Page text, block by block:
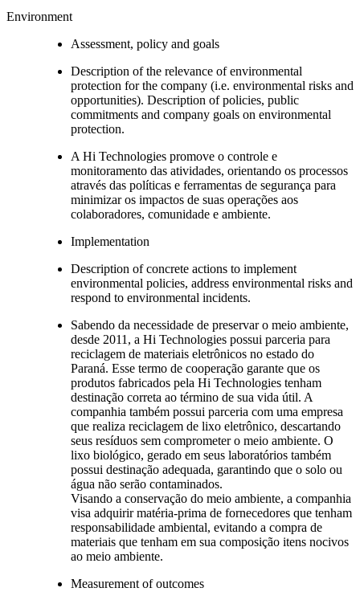
Environment
Assessment, policy and goals
Description of the relevance of environmental
protection for the company (i.e. environmental risks and
opportunities). Description of policies, public
commitments and company goals on environmental
protection.
A Hi Technologies promove o controle e
monitoramento das atividades, orientando os processos
através das políticas e ferramentas de segurança para
minimizar os impactos de suas operações aos
colaboradores, comunidade e ambiente.
Implementation
Description of concrete actions to implement
environmental policies, address environmental risks and
respond to environmental incidents.
Sabendo da necessidade de preservar o meio ambiente,
desde 2011, a Hi Technologies possui parceria para
reciclagem de materiais eletrônicos no estado do
Paraná. Esse termo de cooperação garante que os
produtos fabricados pela Hi Technologies tenham
destinação correta ao término de sua vida útil. A
companhia também possui parceria com uma empresa
que realiza reciclagem de lixo eletrônico, descartando
seus resíduos sem comprometer o meio ambiente. O
lixo biológico, gerado em seus laboratórios também
possui destinação adequada, garantindo que o solo ou
água não serão contaminados.
Visando a conservação do meio ambiente, a companhia
visa adquirir matéria-prima de fornecedores que tenham
responsabilidade ambiental, evitando a compra de
materiais que tenham em sua composição itens nocivos
ao meio ambiente.
Measurement of outcomes